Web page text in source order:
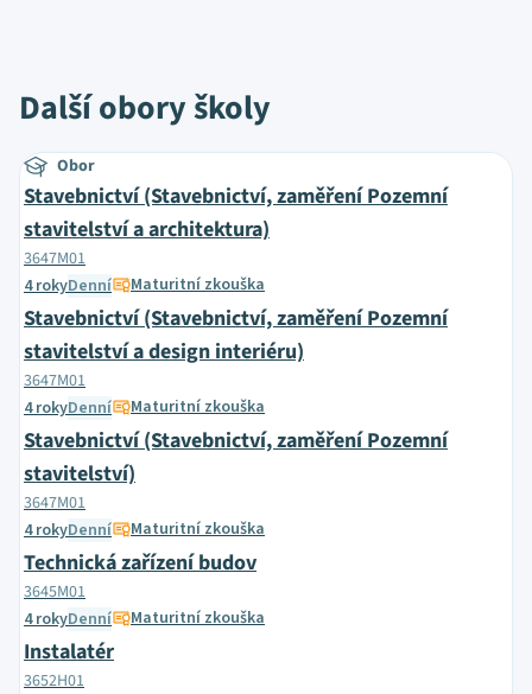
Další obory školy
Obor
Stavebnictví (Stavebnictví, zaměření Pozemní
stavitelství a architektura)
3647M01
4 rokyDenní Maturitní zkouška
Stavebnictví (Stavebnictví, zaměření Pozemní
stavitelství a design interiéru)
3647M01
4 rokyDenní Maturitní zkouška
Stavebnictví (Stavebnictví, zaměření Pozemní
stavitelství)
3647M01
4 rokyDenní Maturitní zkouška
Technická zařízení budov
3645M01
4 rokyDenní Maturitní zkouška
Instalatér
3652H01